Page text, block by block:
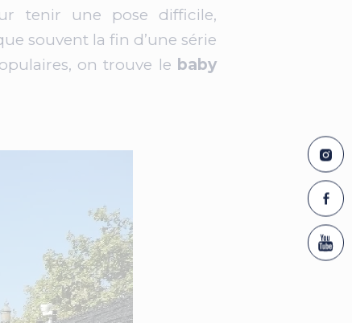
tenir une pose difficile,
souvent la fin d’une série
on trouve le baby